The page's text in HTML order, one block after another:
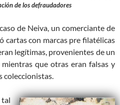
de los defraudadores
de Neiva, un comerciante de
cartas con marcas pre filatélicas
legítimas, provenientes de un
que otras eran falsas y
coleccionistas.
tal